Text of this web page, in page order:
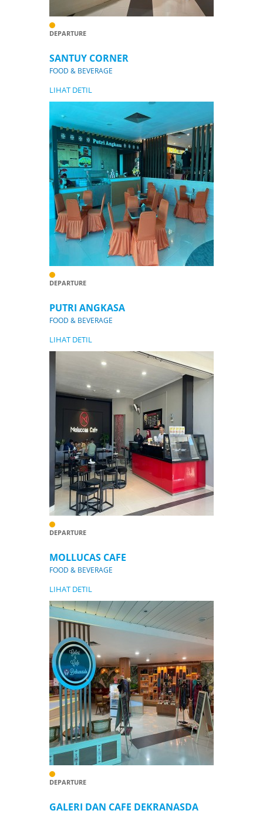
DEPARTURE
SANTUY CORNER
FOOD & BEVERAGE
LIHAT DETIL
DEPARTURE
PUTRI ANGKASA
FOOD & BEVERAGE
LIHAT DETIL
DEPARTURE
MOLLUCAS CAFE
FOOD & BEVERAGE
LIHAT DETIL
DEPARTURE
GALERI DAN CAFE DEKRANASDA